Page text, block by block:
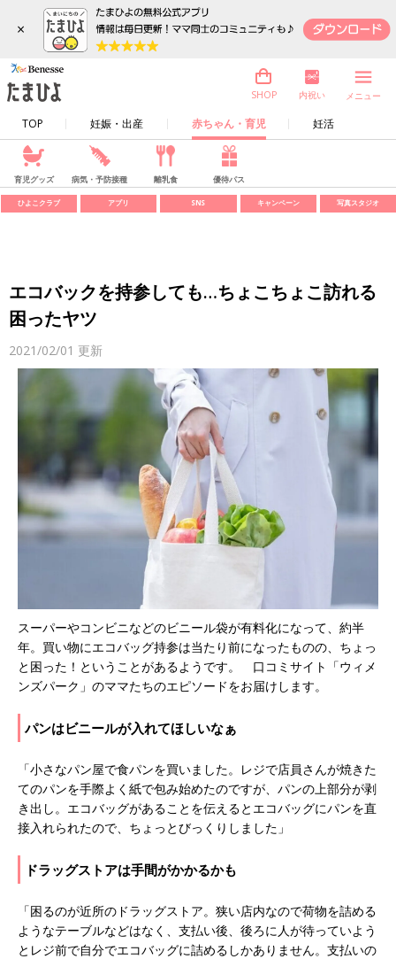
×
TOP 妊娠・出産 赤ちゃん・育児 妊活
SHOP 内祝い メニュー
育児グッズ 病気・予防接種 離乳食 優待パス
ひよこクラブ アプリ SNS キャンペーン 写真スタジオ
エコバックを持参しても…ちょこちょこ訪れる
困ったヤツ
2021/02/01 更新
スーパーやコンビニなどのビニール袋が有料化になって、約半
年。買い物にエコバッグ持参は当たり前になったものの、ちょっ
と困った！ということがあるようです。 口コミサイト「ウィメ
ンズパーク」のママたちのエピソードをお届けします。
パンはビニールが入れてほしいなぁ
「小さなパン屋で食パンを買いました。レジで店員さんが焼きた
てのパンを手際よく紙で包み始めたのですが、パンの上部分が剥
き出し。エコバッグがあることを伝えるとエコバッグにパンを直
接入れられたので、ちょっとびっくりしました」
ドラッグストアは手間がかかるかも
「困るのが近所のドラッグストア。狭い店内なので荷物を詰める
ようなテーブルなどはなく、支払い後、後ろに人が待っていよう
とレジ前で自分でエコバッグに詰めるしかありません。支払いの